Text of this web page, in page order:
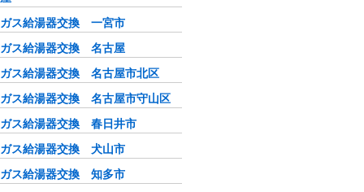
ガス給湯器交換 一宮市
ガス給湯器交換 名古屋
ガス給湯器交換 名古屋市北区
ガス給湯器交換 名古屋市守山区
ガス給湯器交換 春日井市
ガス給湯器交換 犬山市
ガス給湯器交換 知多市